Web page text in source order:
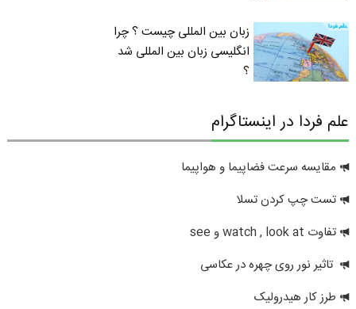
زبان بین المللی چیست ؟ چرا
انگلیسی زبان بین المللی شد
؟
علم فردا در اینستاگرام
مقایسه سرعت فضاپیما و هواپیما
تست چپ کردن تسلا
تفاوت watch , look at و see
تاثیر نور روی چهره در عکاسی
طرز کار هیدرولیک